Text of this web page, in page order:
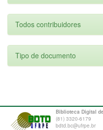
Todos contribuidores
Tipo de documento
Biblioteca Digital
(81) 3320-6179
bdtd.bc@ufrpe.br